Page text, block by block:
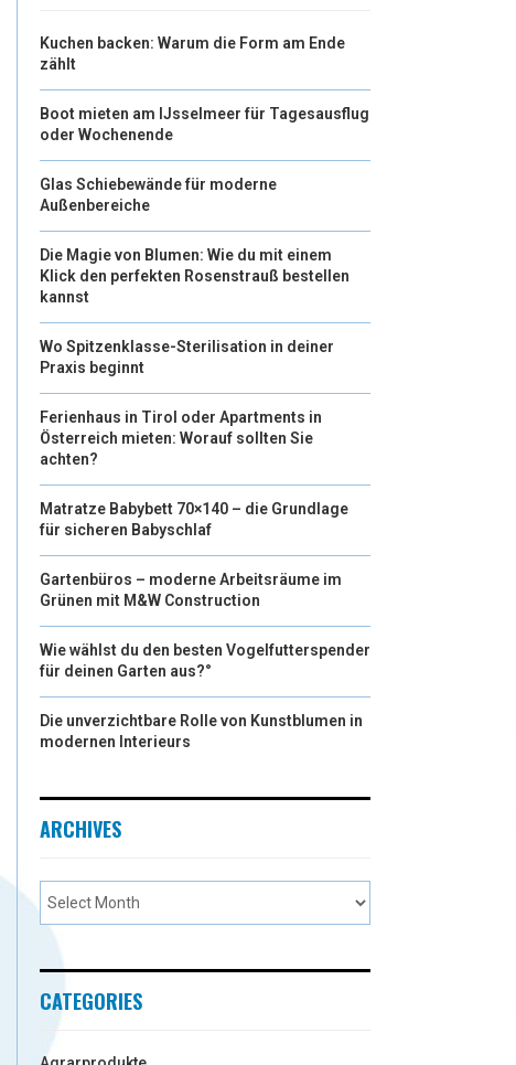
Kuchen backen: Warum die Form am Ende
zählt
Boot mieten am IJsselmeer für Tagesausflug
oder Wochenende
Glas Schiebewände für moderne
Außenbereiche
Die Magie von Blumen: Wie du mit einem
Klick den perfekten Rosenstrauß bestellen
kannst
Wo Spitzenklasse-Sterilisation in deiner
Praxis beginnt
Ferienhaus in Tirol oder Apartments in
Österreich mieten: Worauf sollten Sie
achten?
Matratze Babybett 70×140 – die Grundlage
für sicheren Babyschlaf
Gartenbüros – moderne Arbeitsräume im
Grünen mit M&W Construction
Wie wählst du den besten Vogelfutterspender
für deinen Garten aus?°
Die unverzichtbare Rolle von Kunstblumen in
modernen Interieurs
ARCHIVES
CATEGORIES